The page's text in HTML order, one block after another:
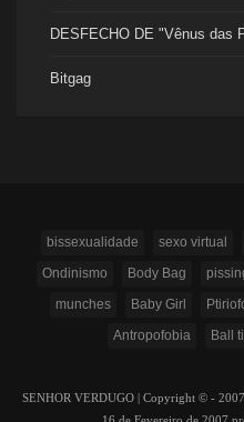
DESFECHO DE "Vênus das
Bitgag
bissexualidade sexo virtual
Ondinismo
Body Bag
munches
Baby Girl
Antropofobia
Ball
SENHOR VERDUGO | Copyright © -